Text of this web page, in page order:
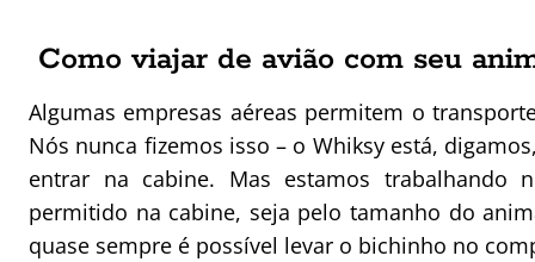
Como viajar de avião com seu
Algumas empresas aéreas permitem o
Nós nunca fizemos isso – o Whiksy está,
entrar na cabine. Mas estamos
permitido na cabine, seja pelo tamanho do
quase sempre é possível levar o bichinho no